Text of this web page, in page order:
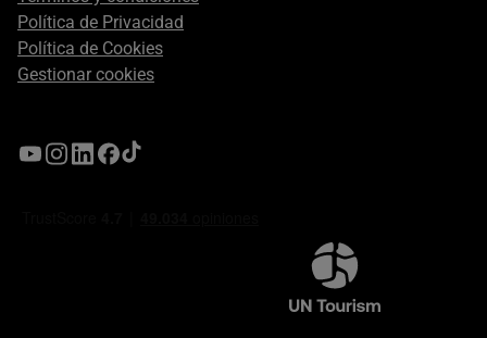
Política de Privacidad
Política de Cookies
Gestionar cookies